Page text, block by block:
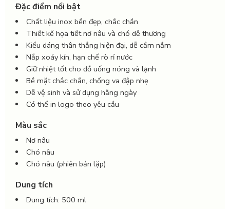
Đặc điểm nổi bật
Chất liệu inox bền đẹp, chắc chắn
Thiết kế họa tiết nơ nâu và chó dễ thương
Kiểu dáng thân thẳng hiện đại, dễ cầm nắm
Nắp xoáy kín, hạn chế rò rỉ nước
Giữ nhiệt tốt cho đồ uống nóng và lạnh
Bề mặt chắc chắn, chống va đập nhẹ
Dễ vệ sinh và sử dụng hằng ngày
Có thể in logo theo yêu cầu
Màu sắc
Nơ nâu
Chó nâu
Chó nâu (phiên bản lặp)
Dung tích
Dung tích: 500 ml